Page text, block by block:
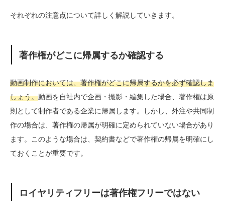
それぞれの注意点について詳しく解説していきます。
著作権がどこに帰属するか確認する
動画制作においては、著作権がどこに帰属するかを必ず確認しま
しょう。動画を自社内で企画・撮影・編集した場合、著作権は原
則として制作者である企業に帰属します。しかし、外注や共同制
作の場合は、著作権の帰属が明確に定められていない場合があり
ます。このような場合は、契約書などで著作権の帰属を明確にし
ておくことが重要です。
ロイヤリティフリーは著作権フリーではない